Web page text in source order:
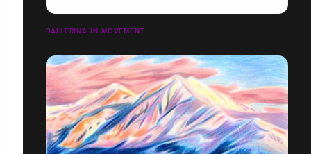
BALLERINA IN MOVEMENT